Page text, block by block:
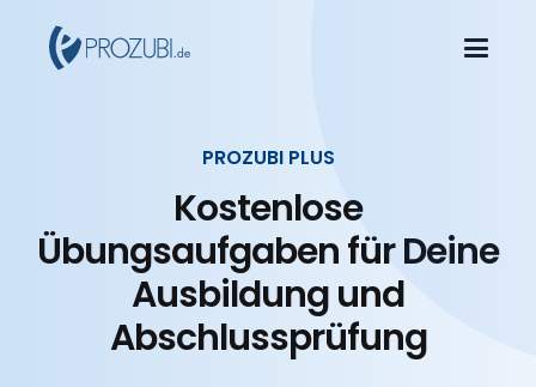
PROZUBI PLUS
Kostenlose
Übungsaufgaben für Deine
Ausbildung und
Abschlussprüfung